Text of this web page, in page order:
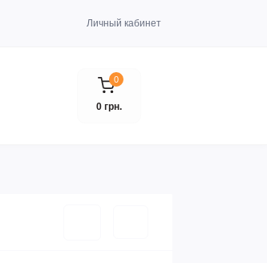
Личный кабинет
0
0 грн.